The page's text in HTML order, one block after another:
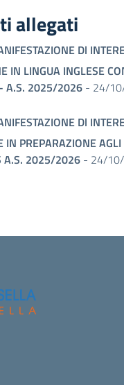
allegati
Dl
IN LINGUA INGLESE
A.S. 2025/2026 - 24/
Dl
IN PREPARAZIONE
A.S. 2025/2026 - 24/